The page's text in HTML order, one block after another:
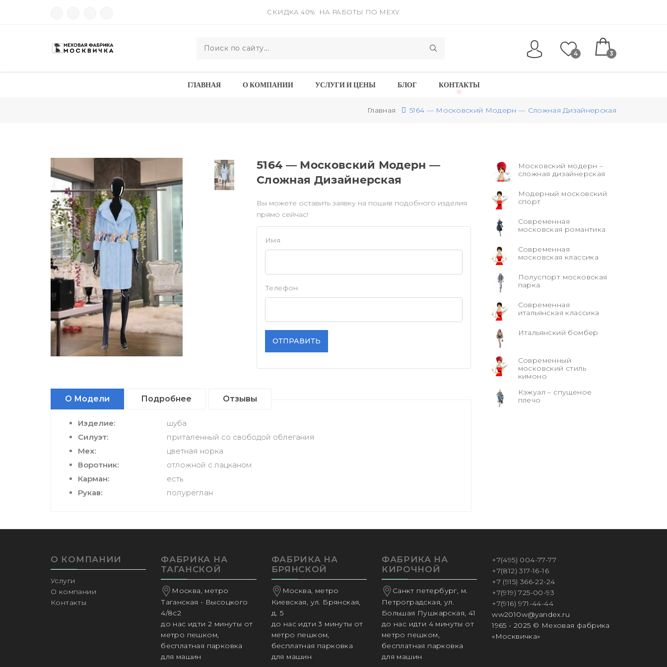
СКИДКА 40% НА РАБОТЫ ПО МЕХУ
4 3
ГЛАВНАЯ О КОМПАНИИ УСЛУГИ И ЦЕНЫ БЛОГ КОНТАКТЫ
Главная 5164 — Московский Модерн — Сложная Дизайнерская
5164 — Московский Модерн —
Сложная Дизайнерская
Вы можете оставить заявку на пошив подобного изделия
прямо сейчас!
Имя
Телефон
ОТПРАВИТЬ
О Модели Подробнее Отзывы
Изделие:
шуба
Силуэт:
приталенный со свободой облегания
Мех:
цветная норка
Воротник:
отложной с лацканом
Карман:
есть
Рукав:
полуреглан
Московский модерн –
сложная дизайнерская
Модерный московский
спорт
Современная
московская романтика
Современная
московская классика
Полуспорт московская
парка
Современная
итальянская классика
Итальянский бомбер
Современный
московский стиль
кимоно
Кэжуал – спущеное
плечо
О КОМПАНИИ
Услуги
О компании
Контакты
ФАБРИКА НА
ТАГАНСКОЙ
Москва, метро
Таганская - Высоцкого
4/8с2
до нас идти 2 минуты от
метро пешком,
бесплатная парковка
для машин
ФАБРИКА НА
БРЯНСКОЙ
Москва, метро
Киевская, ул. Брянская,
д. 5
до нас идти 3 минуты от
метро пешком,
бесплатная парковка
для машин
ФАБРИКА НА
КИРОЧНОЙ
Санкт петербург, м.
Петроградская, ул.
Большая Пушкарская, 41
до нас идти 4 минуты от
метро пешком,
бесплатная парковка
для машин
+7(495) 004-77-77
+7(812) 317-16-16
+7 (915) 366-22-24
+7(919) 725-00-93
+7(916) 971-44-44
ww2010w@yandex.ru
1965 - 2025 © Меховая фабрика
«Москвичка»